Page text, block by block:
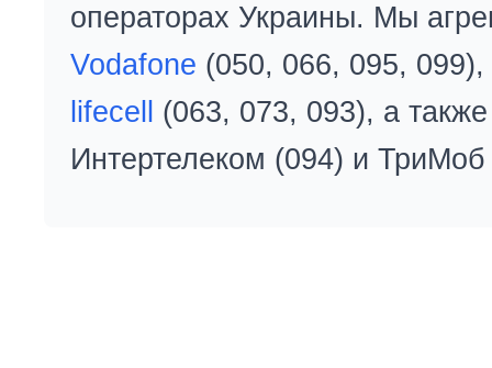
операторах Украины. Мы
Vodafone (050, 066, 095, 099),
lifecell
(063, 073, 093), а
Интертелеком (094) и ТриМоб